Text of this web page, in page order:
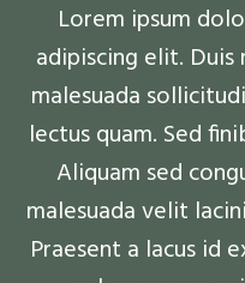
Lorem ipsum
adipiscing elit.
malesuada
lectus quam. Sed
Aliquam sed
malesuada velit
Praesent a lacus id